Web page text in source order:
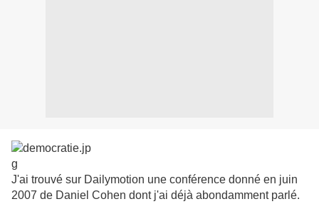
J'ai trouvé sur Dailymotion une conférence donné en juin
2007 de Daniel Cohen dont j'ai déjà abondamment parlé.